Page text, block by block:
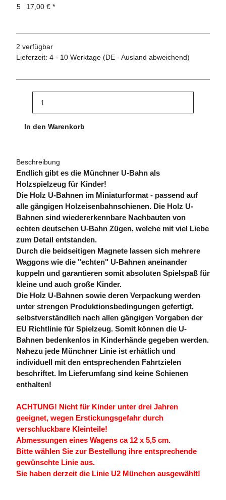
5
17,00 € *
2 verfügbar
Lieferzeit: 4 - 10 Werktage (DE - Ausland abweichend)
In den Warenkorb
Beschreibung
Endlich gibt es die Münchner U-Bahn als
Holzspielzeug für Kinder!
Die Holz U-Bahnen im Miniaturformat - passend auf
alle gängigen Holzeisenbahnschienen. Die Holz U-
Bahnen sind wiedererkennbare Nachbauten von
echten deutschen U-Bahn Zügen, welche mit viel Liebe
zum Detail entstanden.
Durch die beidseitigen Magnete lassen sich mehrere
Waggons wie die "echten" U-Bahnen aneinander
kuppeln und garantieren somit absoluten Spielspaß für
kleine und auch große Kinder.
Die Holz U-Bahnen sowie deren Verpackung werden
unter strengen Produktionsbedingungen gefertigt,
selbstverständlich nach allen gängigen Vorgaben der
EU Richtlinie für Spielzeug. Somit können die U-
Bahnen bedenkenlos in Kinderhände gegeben werden.
Nahezu jede Münchner Linie ist erhätlich und
individuell mit den entsprechenden Fahrtzielen
beschriftet. Im Lieferumfang sind keine Schienen
enthalten!
ACHTUNG! Nicht für Kinder unter drei Jahren
geeignet, wegen Erstickungsgefahr durch
verschluckbare Kleinteile!
Abmessungen eines Wagens ca 12 x 5,5 cm.
Bitte wählen Sie zur Bestellung ihre entsprechende
gewünschte Linie aus.
Sie haben derzeit die Linie U2 München ausgewählt!